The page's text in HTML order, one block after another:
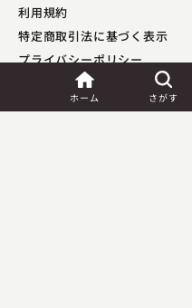
ホーム さがす
利用規約
特定商取引法に基づく表示
プライバシーポリシー​
外部送信ポリシー